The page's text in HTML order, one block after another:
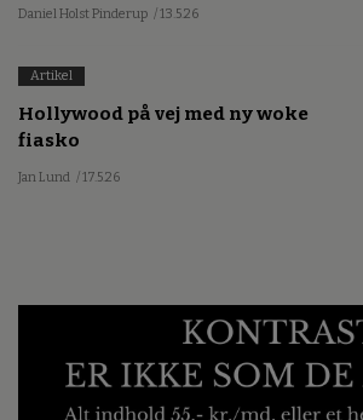
Daniel Holst Pinderup / 13.5.26
Artikel
Hollywood på vej med ny woke
fiasko
Jan Lund / 17.5.26